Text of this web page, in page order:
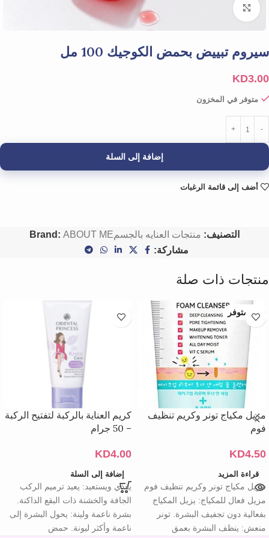
Click to enlarge
سيروم تبييض بحمض الكوجيك 100 مل
KD3.00
متوفر في المخزون
إضافة إلى السلة
أضف إلى قائمة الرغبات
التصنيف: منتجات العنايه بالجسم Brand: ABOUT ME
مشاركة:
منتجات ذات صلة
غير متوفر
مزيل مكياج تونر وكريم تنظيف
فوم
KD4.50
قراءة المزيد
مزيل مكياج تونر وكريم تنظيف فوم
مزيل فعال للمكياج: يزيل المكياج
بفعالية دون تجفيف البشرة. تونر
منعش: ينظف البشرة بعمق
كريم العناية بالركبة لتفتيح الركبة
– 50 جرام
KD4.00
إضافة إلى السلة
يغذي ويستعيد: يعيد ترميم الركب
الجافة والخشنة ذات البقع الداكنة.
بشرة ناعمة ولينة: يحول البشرة إلى
ناعمة وأكثر ليونة. حمض